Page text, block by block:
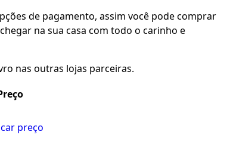
de pagamento, assim você pode comprar
na sua casa com todo o carinho e
nas outras lojas parceiras.
preço